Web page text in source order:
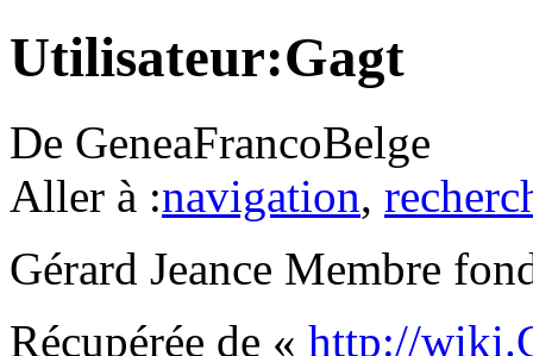
Utilisateur:Gagt
De GeneaFrancoBelge
Aller à :navigation,
Gérard Jeance Membre
Récupérée de « http://